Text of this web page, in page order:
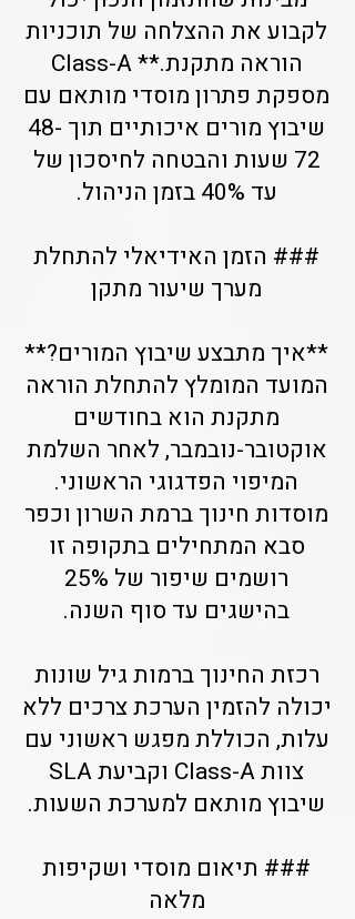
לקבוע את ההצלחה של תוכניות
הוראה מתקנת.** Class-A
מספקת פתרון מוסדי מותאם עם
שיבוץ מורים איכותיים תוך 48-
72 שעות והבטחה לחיסכון של
עד 40% בזמן הניהול.
### הזמן האידיאלי להתחלת
מערך שיעור מתקן
**איך מתבצע שיבוץ המורים?**
המועד המומלץ להתחלת הוראה
מתקנת הוא בחודשים
אוקטובר-נובמבר, לאחר השלמת
המיפוי הפדגוגי הראשוני.
מוסדות חינוך ברמת השרון וכפר
סבא המתחילים בתקופה זו
רושמים שיפור של 25%
בהישגים עד סוף השנה.
רכזת החינוך ברמות גיל שונות
יכולה להזמין הערכת צרכים ללא
עלות, הכוללת מפגש ראשוני עם
צוות Class-A וקביעת SLA
שיבוץ מותאם למערכת השעות.
### תיאום מוסדי ושקיפות
מלאה